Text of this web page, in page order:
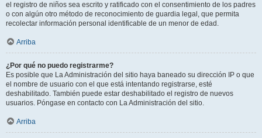
el registro de niños sea escrito y ratificado con el consentimiento de los padres
o con algún otro método de reconocimiento de guardia legal, que permita
recolectar información personal identificable de un menor de edad.
Arriba
¿Por qué no puedo registrarme?
Es posible que La Administración del sitio haya baneado su dirección IP o que
el nombre de usuario con el que está intentando registrarse, esté
deshabilitado. También puede estar deshabilitado el registro de nuevos
usuarios. Póngase en contacto con La Administración del sitio.
Arriba